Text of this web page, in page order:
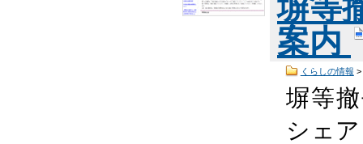
塀等
案内
くらしの情報 >
塀等
シェ